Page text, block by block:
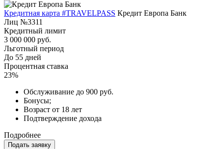
Кредитная карта #TRAVELPASS Кредит Европа Банк
Лиц №3311
Кредитный лимит
3 000 000 руб.
Льготный период
До 55 дней
Процентная ставка
23%
Обслуживание до 900 руб.
Бонусы;
Возраст от 18 лет
Подтверждение дохода
Подробнее
Подать заявку